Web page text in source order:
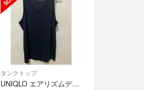
タンクトップ
UNIQLO エアリズムデオドラントメッシュタンクトップ2枚セット Lサイズ